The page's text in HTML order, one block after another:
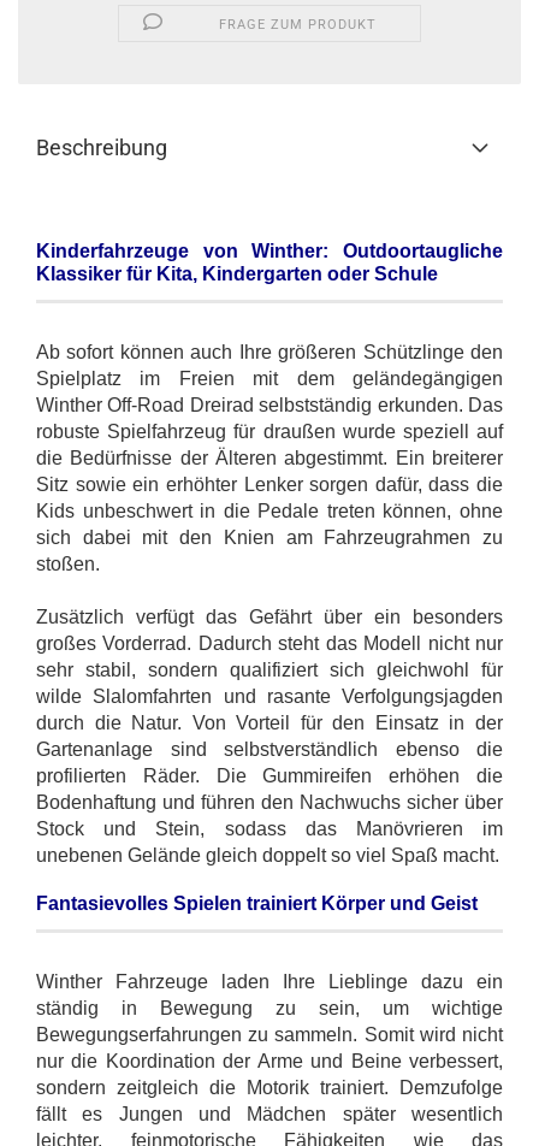
FRAGE ZUM PRODUKT
Beschreibung
Kinderfahrzeuge von Winther: Outdoortaugliche
Klassiker für Kita, Kindergarten oder Schule
Ab sofort können auch Ihre größeren Schützlinge den
Spielplatz im Freien mit dem geländegängigen
Winther Off-Road Dreirad selbstständig erkunden. Das
robuste Spielfahrzeug für draußen wurde speziell auf
die Bedürfnisse der Älteren abgestimmt. Ein breiterer
Sitz sowie ein erhöhter Lenker sorgen dafür, dass die
Kids unbeschwert in die Pedale treten können, ohne
sich dabei mit den Knien am Fahrzeugrahmen zu
stoßen.
Zusätzlich verfügt das Gefährt über ein besonders
großes Vorderrad. Dadurch steht das Modell nicht nur
sehr stabil, sondern qualifiziert sich gleichwohl für
wilde Slalomfahrten und rasante Verfolgungsjagden
durch die Natur. Von Vorteil für den Einsatz in der
Gartenanlage sind selbstverständlich ebenso die
profilierten Räder. Die Gummireifen erhöhen die
Bodenhaftung und führen den Nachwuchs sicher über
Stock und Stein, sodass das Manövrieren im
unebenen Gelände gleich doppelt so viel Spaß macht.
Fantasievolles Spielen trainiert Körper und Geist
Winther Fahrzeuge laden Ihre Lieblinge dazu ein
ständig in Bewegung zu sein, um wichtige
Bewegungserfahrungen zu sammeln. Somit wird nicht
nur die Koordination der Arme und Beine verbessert,
sondern zeitgleich die Motorik trainiert. Demzufolge
fällt es Jungen und Mädchen später wesentlich
leichter, feinmotorische Fähigkeiten wie das